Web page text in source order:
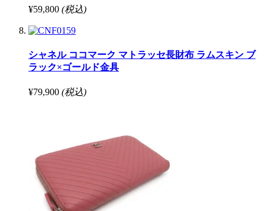
¥59,800 (税込)
シャネル ココマーク マトラッセ長財布 ラムスキン ブ
ラック×ゴールド金具
¥79,900 (税込)